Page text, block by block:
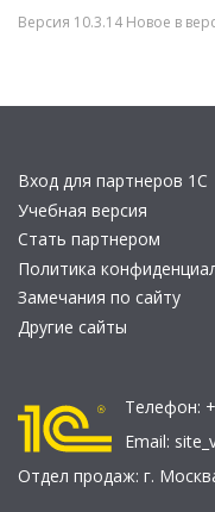
Версия 10.3.14 Новое в
Вход для партнеров 1С
Учебная версия
Стать партнером
Политика
Замечания по сайту
Другие сайты
Телефон:
Email:
Отдел продаж: г.